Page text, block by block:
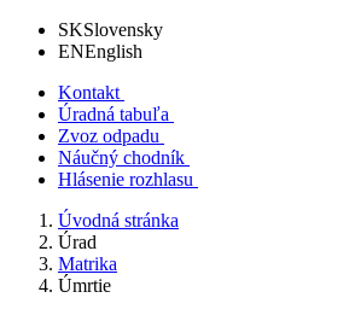
SKSlovensky
ENEnglish
Kontakt
Úradná tabuľa
Zvoz odpadu
Náučný chodník
Hlásenie rozhlasu
Úvodná stránka
Úrad
Matrika
Úmrtie